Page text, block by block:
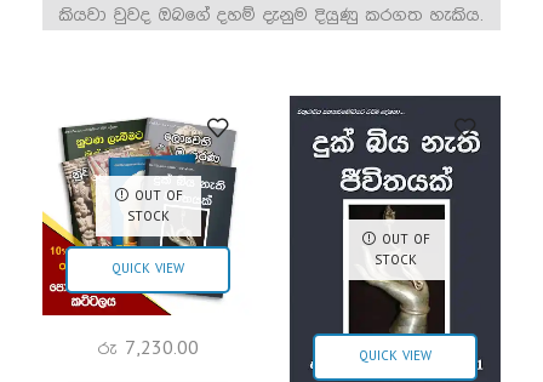
කියවා වුවද ඔබගේ දහම් දැනුම දියුණු කරගත හැකිය.
OUT OF
STOCK
QUICK VIEW
රු 7,230.00
OUT OF
STOCK
QUICK VIEW